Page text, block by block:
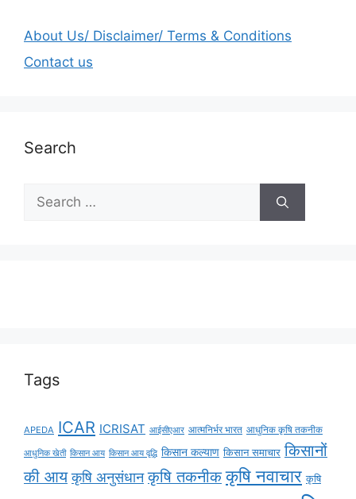
About Us/ Disclaimer/ Terms & Conditions
Contact us
Search
Tags
APEDA ICAR ICRISAT आईसीएआर आत्मनिर्भर भारत आधुनिक कृषि तकनीक
आधुनिक खेती किसान आय किसान आय वृद्धि किसान कल्याण किसान समाचार किसानों
की आय कृषि अनुसंधान कृषि तकनीक कृषि नवाचार कृषि